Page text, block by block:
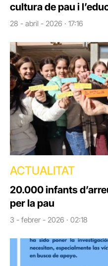
cultura de pau i
28 - abril - 2026 · 17:16
ACTUALITAT
20.000 infants
per la pau
3 - febrer - 2026 · 02:18